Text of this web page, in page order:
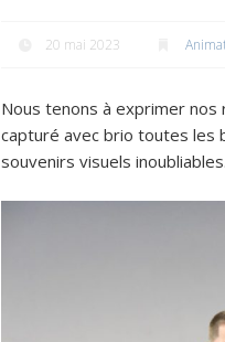
20 mai 2023
Nous tenons à exprimer
capturé avec brio toutes les
souvenirs visuels inoubliables.